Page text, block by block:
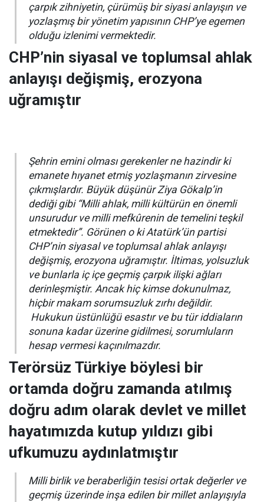
çarpık zihniyetin, çürümüş bir siyasi anlayışın ve
yozlaşmış bir yönetim yapısının CHP’ye egemen
olduğu izlenimi vermektedir.
CHP’nin siyasal ve toplumsal ahlak
anlayışı değişmiş, erozyona
uğramıştır
Şehrin emini olması gerekenler ne hazindir ki
emanete hıyanet etmiş yozlaşmanın zirvesine
çıkmışlardır. Büyük düşünür Ziya Gökalp’in
dediği gibi “Milli ahlak, milli kültürün en önemli
unsurudur ve milli mefkûrenin de temelini teşkil
etmektedir”. Görünen o ki Atatürk’ün partisi
CHP’nin siyasal ve toplumsal ahlak anlayışı
değişmiş, erozyona uğramıştır. İltimas, yolsuzluk
ve bunlarla iç içe geçmiş çarpık ilişki ağları
derinleşmiştir. Ancak hiç kimse dokunulmaz,
hiçbir makam sorumsuzluk zırhı değildir.
Hukukun üstünlüğü esastır ve bu tür iddiaların
sonuna kadar üzerine gidilmesi, sorumluların
hesap vermesi kaçınılmazdır.
Terörsüz Türkiye böylesi bir
ortamda doğru zamanda atılmış
doğru adım olarak devlet ve millet
hayatımızda kutup yıldızı gibi
ufkumuzu aydınlatmıştır
Milli birlik ve beraberliğin tesisi ortak değerler ve
geçmiş üzerinde inşa edilen bir millet anlayışıyla